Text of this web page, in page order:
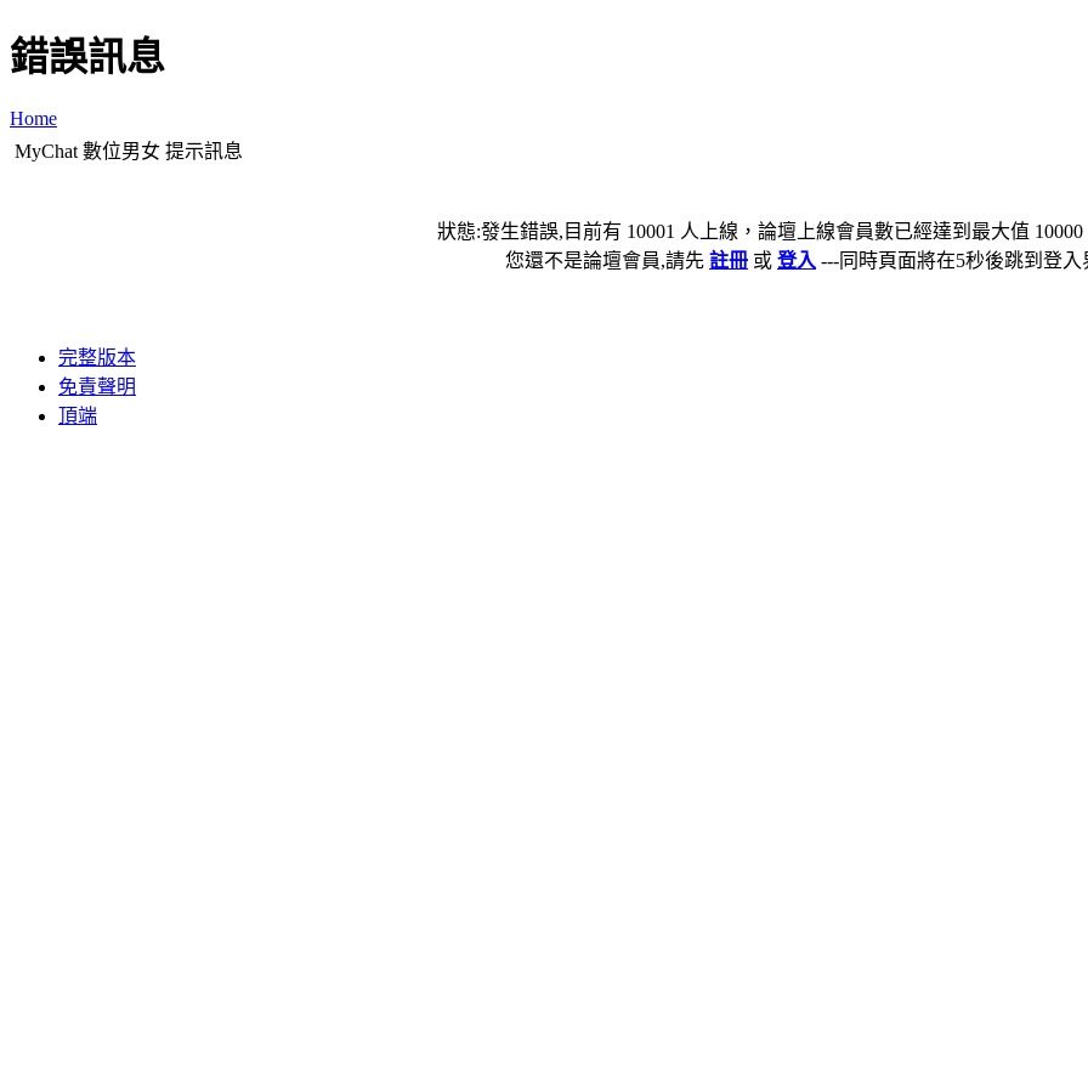
錯誤訊息
Home
MyChat 數位男女 提示訊息
狀態:發生錯誤,目前有 10001 人上線，論壇上線會員數已經達到最大值
您還不是論壇會員,請先 註冊 或 登入 ---同時頁面將在5秒後跳到登入
完整版本
免責聲明
頂端